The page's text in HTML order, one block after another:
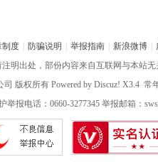
制度 防骗说明 举报指南 新浪微博
明出处，部份内容来自互联网与本站
版权所有 Powered by Discuz! X3.4 常
报电话：0660-3277345 举报邮箱：